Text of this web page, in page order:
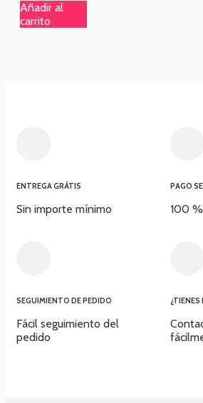
Añadir al
carrito
ENTREGA GRÁTIS
Sin importe mínimo
PAGO
100
SEGUIMIENTO DE PEDIDO
Fácil seguimiento del
pedido
¿TIENES